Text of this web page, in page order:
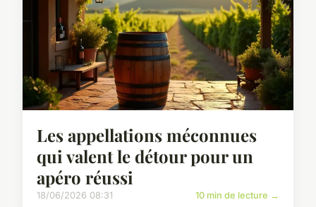
Les appellations méconnues
qui valent le détour pour un
apéro réussi
18/06/2026 08:31 10 min de lecture →